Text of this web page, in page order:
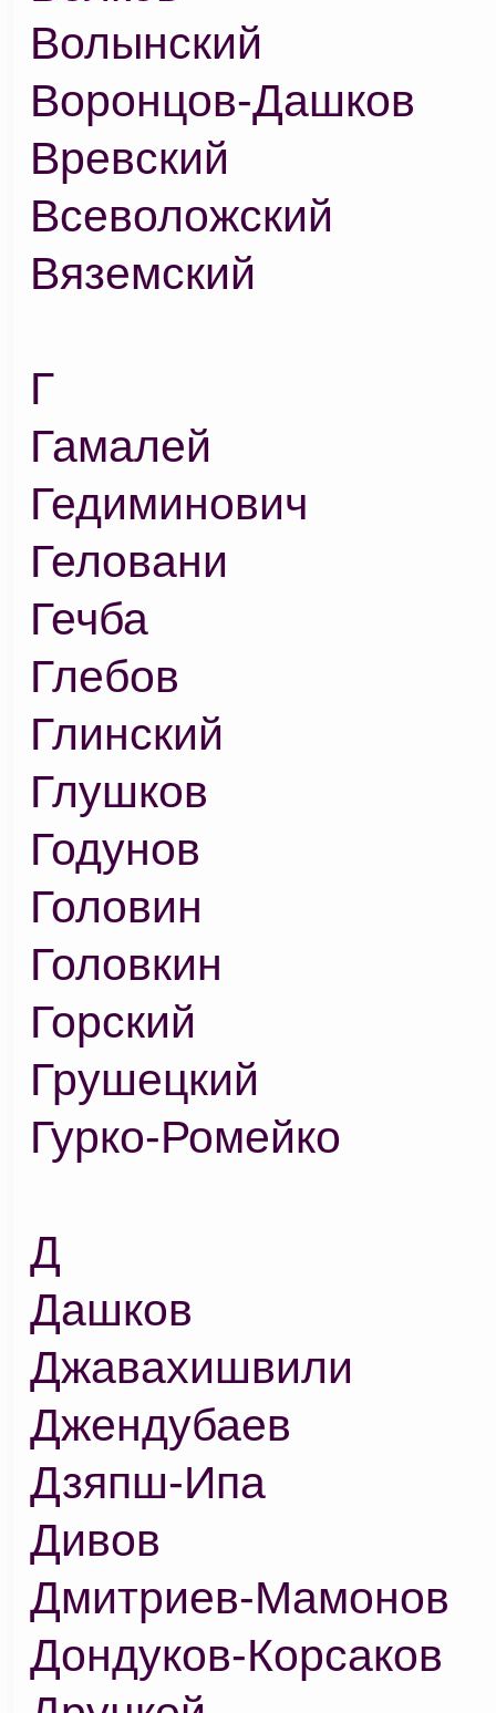
Волынский
Воронцов-Дашков
Вревский
Всеволожский
Вяземский
Г
Гамалей
Гедиминович
Геловани
Гечба
Глебов
Глинский
Глушков
Годунов
Головин
Головкин
Горский
Грушецкий
Гурко-Ромейко
Д
Дашков
Джавахишвили
Джендубаев
Дзяпш-Ипа
Дивов
Дмитриев-Мамонов
Дондуков-Корсаков